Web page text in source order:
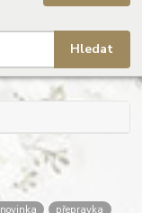
Hledat
novinka
přepravka